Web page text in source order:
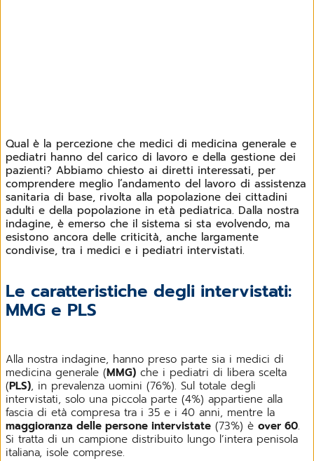
Qual è la percezione che medici di medicina generale e
pediatri hanno del carico di lavoro e della gestione dei
pazienti? Abbiamo chiesto ai diretti interessati, per
comprendere meglio l’andamento del lavoro di assistenza
sanitaria di base, rivolta alla popolazione dei cittadini
adulti e della popolazione in età pediatrica. Dalla nostra
indagine, è emerso che il sistema si sta evolvendo, ma
esistono ancora delle criticità, anche largamente
condivise, tra i medici e i pediatri intervistati.
Le caratteristiche degli intervistati:
MMG e PLS
Alla nostra indagine, hanno preso parte sia i medici di
medicina generale (MMG) che i pediatri di libera scelta
(PLS), in prevalenza uomini (76%). Sul totale degli
intervistati, solo una piccola parte (4%) appartiene alla
fascia di età compresa tra i 35 e i 40 anni, mentre la
maggioranza delle persone intervistate (73%) è over 60.
Si tratta di un campione distribuito lungo l’intera penisola
italiana, isole comprese.